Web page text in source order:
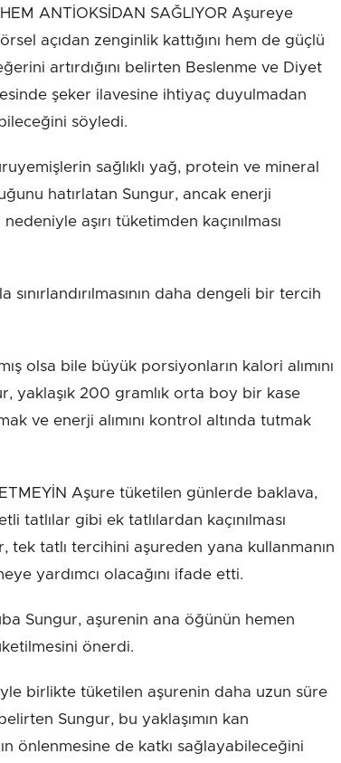
ANTİOKSİDAN SAĞLIYOR Aşureye
açıdan zenginlik kattığını hem de güçlü
artırdığını belirten Beslenme ve Diyet
şeker ilavesine ihtiyaç duyulmadan
söyledi.
sağlıklı yağ, protein ve mineral
hatırlatan Sungur, ancak enerji
aşırı tüketimden kaçınılması
sınırlandırılmasının daha dengeli bir tercih
olsa bile büyük porsiyonların kalori alımını
yaklaşık 200 gramlık orta boy bir kase
ve enerji alımını kontrol altında tutmak
Aşure tüketilen günlerde baklava,
tatlılar gibi ek tatlılardan kaçınılması
tatlı tercihini aşureden yana kullanmanın
yardımcı olacağını ifade etti.
Sungur, aşurenin ana öğünün hemen
önerdi.
birlikte tüketilen aşurenin daha uzun süre
Sungur, bu yaklaşımın kan
önlenmesine de katkı sağlayabileceğini